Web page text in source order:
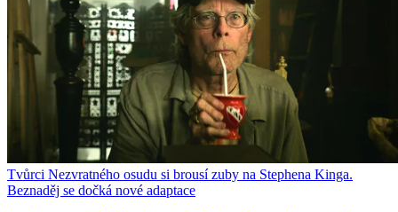
Tvůrci Nezvratného osudu si brousí zuby na Stephena Kinga.
Beznaděj se dočká nové adaptace